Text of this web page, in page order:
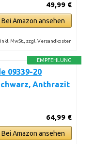
49,99 €
Bei Amazon ansehen
MwSt., zzgl. Versandkosten
EMPFEHLUNG
09339-20
Anthrazit
64,99 €
Bei Amazon ansehen